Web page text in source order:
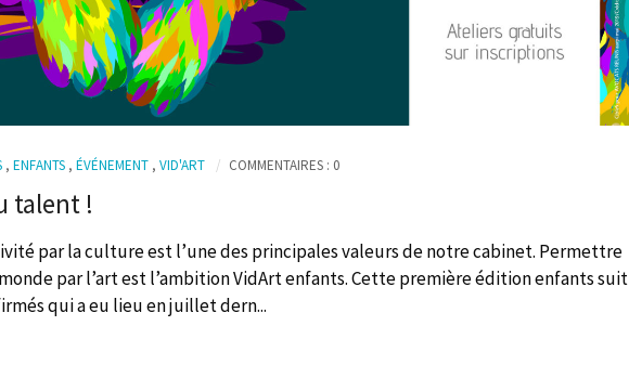
, ENFANTS , ÉVÉNEMENT , VID'ART COMMENTAIRES : 0
talent !
par la culture est l’une des principales valeurs de notre cabinet. Permettre
par l’art est l’ambition VidArt enfants. Cette première édition enfants suit
qui a eu lieu en juillet dern...